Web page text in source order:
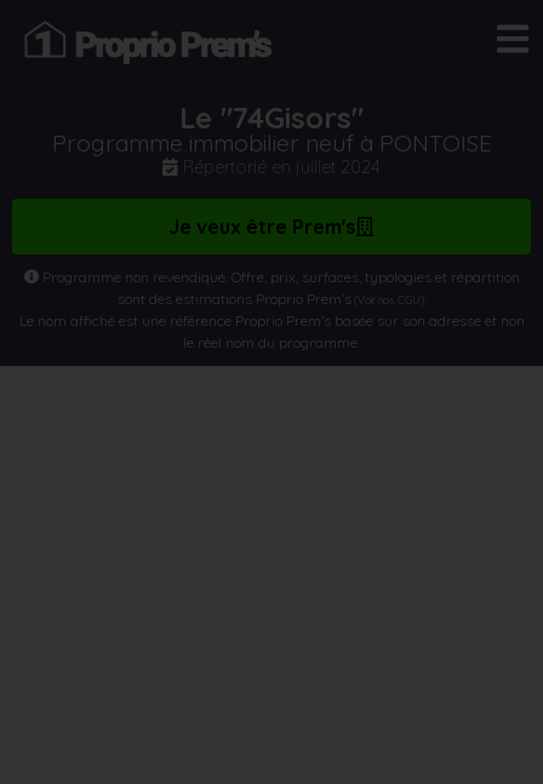
Le "74Gisors"
Programme immobilier neuf à PONTOISE
Répertorié en juillet 2024
Je veux être Prem's
Programme non revendiqué. Offre, prix, surfaces, typologies et répartition
sont des estimations Proprio Prem’s(Voir nos CGU)
Le nom affiché est une référence Proprio Prem’s basée sur son adresse et non
le réel nom du programme.